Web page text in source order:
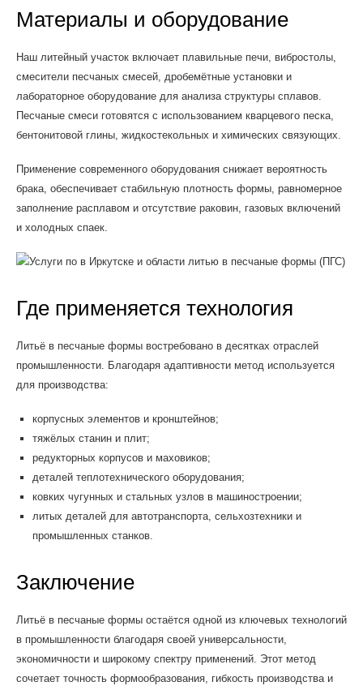
Материалы и оборудование
Наш литейный участок включает плавильные печи, вибростолы,
смесители песчаных смесей, дробемётные установки и
лабораторное оборудование для анализа структуры сплавов.
Песчаные смеси готовятся с использованием кварцевого песка,
бентонитовой глины, жидкостекольных и химических связующих.
Применение современного оборудования снижает вероятность
брака, обеспечивает стабильную плотность формы, равномерное
заполнение расплавом и отсутствие раковин, газовых включений
и холодных спаек.
Где применяется технология
Литьё в песчаные формы востребовано в десятках отраслей
промышленности. Благодаря адаптивности метод используется
для производства:
корпусных элементов и кронштейнов;
тяжёлых станин и плит;
редукторных корпусов и маховиков;
деталей теплотехнического оборудования;
ковких чугунных и стальных узлов в машиностроении;
литых деталей для автотранспорта, сельхозтехники и
промышленных станков.
Заключение
Литьё в песчаные формы остаётся одной из ключевых технологий
в промышленности благодаря своей универсальности,
экономичности и широкому спектру применений. Этот метод
сочетает точность формообразования, гибкость производства и